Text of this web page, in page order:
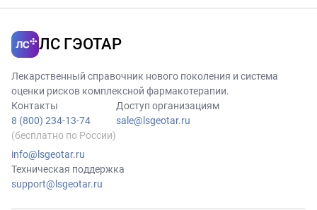
ЛС ГЭОТАР
Лекарственный справочник нового поколения и система
оценки рисков комплексной фармакотерапии.
Контакты
8 (800) 234-13-74
(бесплатно по России)
info@lsgeotar.ru
Доступ организациям
sale@lsgeotar.ru
Техническая поддержка
support@lsgeotar.ru